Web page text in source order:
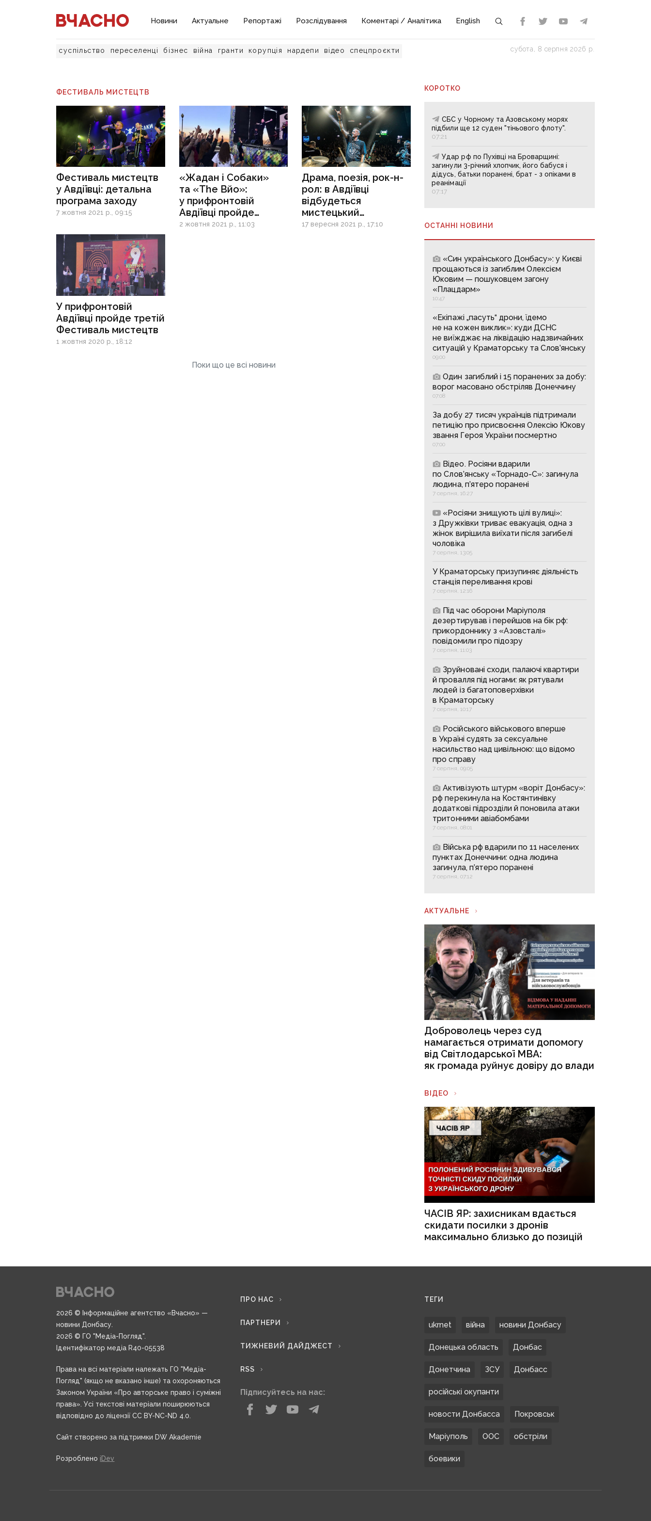
Новини Актуальне Репортажі Розслідування Коментарі / Аналітика English
суспільство переселенці бізнес війна гранти корупція нардепи відео спецпроєкти субота, 8 серпня 2026 р.
ФЕСТИВАЛЬ МИСТЕЦТВ
Фестиваль мистецтв
у Авдіївці: детальна
програма заходу
7 жовтня 2021 р., 09:15
«Жадан і Собаки»
та «The Вйо»:
у прифронтовій
Авдіївці пройде
фестиваль мистецтв
2 жовтня 2021 р., 11:03
Драма, поезія, рок-н-
рол: в Авдіївці
відбудеться
мистецький
фестиваль
17 вересня 2021 р., 17:10
У прифронтовій
Авдіївці пройде третій
Фестиваль мистецтв
1 жовтня 2020 р., 18:12
Поки що це всі новини
КОРОТКО
СБС у Чорному та Азовському морях
підбили ще 12 суден "тіньового флоту".
07:21
Удар рф по Пухівці на Броварщині:
загинули 3-річний хлопчик, його бабуся і
дідусь, батьки поранені, брат - з опіками в
реанімації
07:17
ОСТАННІ НОВИНИ
«Син українського Донбасу»: у Києві
прощаються із загиблим Олексієм
Юковим — пошуковцем загону
«Плацдарм»
10:47
«Екіпажі „пасуть“ дрони, їдемо
не на кожен виклик»: куди ДСНС
не виїжджає на ліквідацію надзвичайних
ситуацій у Краматорську та Слов’янську
09:00
Один загиблий і 15 поранених за добу:
ворог масовано обстріляв Донеччину
07:08
За добу 27 тисяч українців підтримали
петицію про присвоєння Олексію Юкову
звання Героя України посмертно
07:00
Відео. Росіяни вдарили
по Слов’янську «Торнадо-С»: загинула
людина, п’ятеро поранені
7 серпня, 16:27
«Росіяни знищують цілі вулиці»:
з Дружківки триває евакуація, одна з
жінок вирішила виїхати після загибелі
чоловіка
7 серпня, 13:05
У Краматорську призупиняє діяльність
станція переливання крові
7 серпня, 12:16
Під час оборони Маріуполя
дезертирував і перейшов на бік рф:
прикордоннику з «Азовсталі»
повідомили про підозру
7 серпня, 11:03
Зруйновані сходи, палаючі квартири
й провалля під ногами: як рятували
людей із багатоповерхівки
в Краматорську
7 серпня, 10:17
Російського військового вперше
в Україні судять за сексуальне
насильство над цивільною: що відомо
про справу
7 серпня, 09:05
Активізують штурм «воріт Донбасу»:
рф перекинула на Костянтинівку
додаткові підрозділи й поновила атаки
тритонними авіабомбами
7 серпня, 08:01
Війська рф вдарили по 11 населених
пунктах Донеччини: одна людина
загинула, п’ятеро поранені
7 серпня, 07:12
АКТУАЛЬНЕ
Доброволець через суд
намагається отримати допомогу
від Світлодарської МВА:
як громада руйнує довіру до влади
ВІДЕО
ЧАСІВ ЯР: захисникам вдається
скидати посилки з дронів
максимально близько до позицій
2026 © Інформаційне агентство «Вчасно» —
новини Донбасу.
2026 © ГО "Медіа-Погляд".
Ідентифікатор медіа R40-05538
Права на всі матеріали належать ГО "Медіа-
Погляд" (якщо не вказано інше) та охороняються
Законом України «Про авторське право і суміжні
права». Усі текстові матеріали поширюються
відповідно до ліцензії CC BY-NC-ND 4.0.
Сайт створено за підтримки DW Akademie
Розроблено iDev
ПРО НАС
ПАРТНЕРИ
ТИЖНЕВИЙ ДАЙДЖЕСТ
RSS
Підписуйтесь на нас:
ТЕГИ
ukrnet війна новини Донбасу
Донецька область Донбас
Донетчина ЗСУ Донбасс
російські окупанти
новости Донбасса Покровськ
Маріуполь ООС обстріли
боевики